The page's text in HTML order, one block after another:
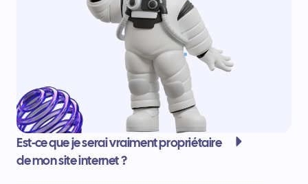
Est-ce que je serai vraiment propriétaire
de mon site internet ?